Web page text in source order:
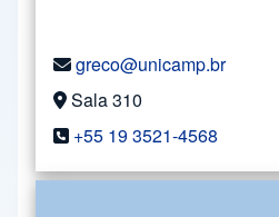
greco@unicamp.br
Sala 310
+55 19 3521-4568